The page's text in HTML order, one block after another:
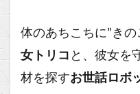
体のあちこちに”きの
女トリコ と、彼女を
材を探すお世話ロボ